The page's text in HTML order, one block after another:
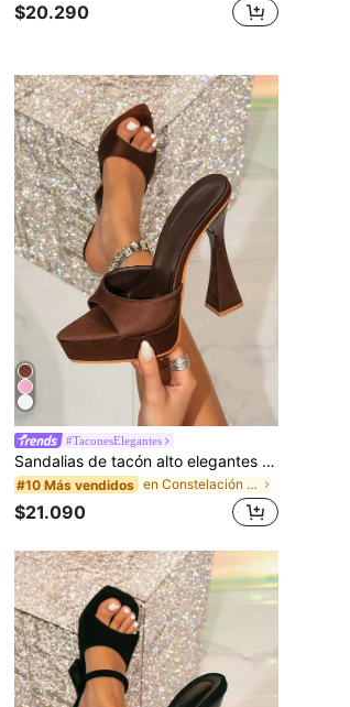
$20.290
#TaconesElegantes
Sandalias de tacón alto elegantes con plataforma gruesa y punta puntiaguda de color marrón decorativas para mujer, adecuadas para salir
#10 Más vendidos en Constelación Sandalias De Mujer
$21.090